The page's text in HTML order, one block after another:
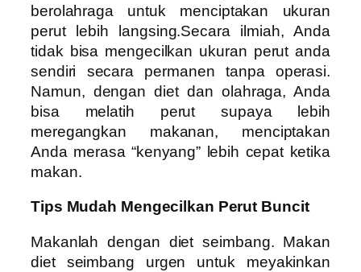
berolahraga untuk menciptakan ukuran
perut lebih langsing.Secara ilmiah, Anda
tidak bisa mengecilkan ukuran perut anda
sendiri secara permanen tanpa operasi.
Namun, dengan diet dan olahraga, Anda
bisa melatih perut supaya lebih
meregangkan makanan, menciptakan
Anda merasa “kenyang” lebih cepat ketika
makan.
Tips Mudah Mengecilkan Perut Buncit
Makanlah dengan diet seimbang. Makan
diet seimbang urgen untuk meyakinkan